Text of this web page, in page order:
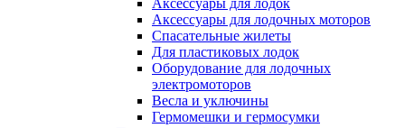
Аксессуары для лодок
Аксессуары для лодочных моторов
Спасательные жилеты
Для пластиковых лодок
Оборудование для лодочных
электромоторов
Весла и уключины
Гермомешки и гермосумки